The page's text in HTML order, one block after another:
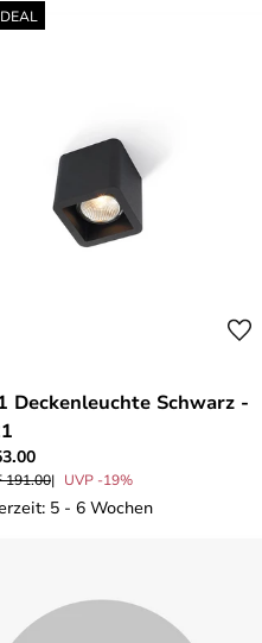
Deckenleuchte Schwarz -
191.00 UVP -19%
5 - 6 Wochen